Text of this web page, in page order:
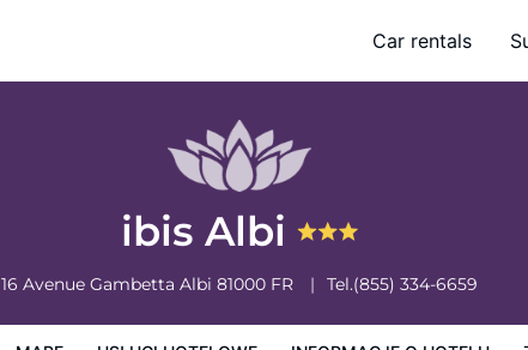
Car rentals
ibis Albi
16 Avenue Gambetta Albi 81000 FR Tel.(855) 334-6659
Zasady działalności hotelu